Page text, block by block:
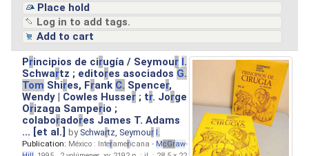
Place hold
Log in to add tags.
Add to cart
Principios de cirugía / Seymour I.
Schwartz ; editores asociados G.
Tom Shires, Frank C. Spencer,
Wendy | Cowles Husser ; tr. Jorge
Orizaga Samperio ;
colaboradores James T. Adams
... [et al.]by Schwartz, Seymour I.
Publication: México : Interamericana - McGraw-